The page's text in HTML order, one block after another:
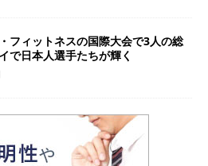
フィットネスの国際大会で3人の総
日本人選手たちが輝く